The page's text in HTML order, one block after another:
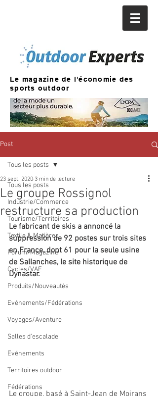
Le magazine de l'économie des
sports outdoor
Post
Tous les posts
Industrie/Commerce
Tourisme/Territoires
Textile & Matières
Forum/Magazine
Cycles/VAE
Produits/Nouveautés
Evénements/Fédérations
Voyages/Aventure
Salles d'escalade
Evénements
Territoires outdoor
Fédérations
Tous les posts
Le groupe Rossignol
restructure sa production
23 sept. 2020 3 min de lecture
Le fabricant de skis a annoncé la
suppression de 92 postes sur trois sites
en France, dont 61 pour la seule usine
de Sallanches, le site historique de
Dynastar.
Le groupe, basé à Saint-Jean de Moirans